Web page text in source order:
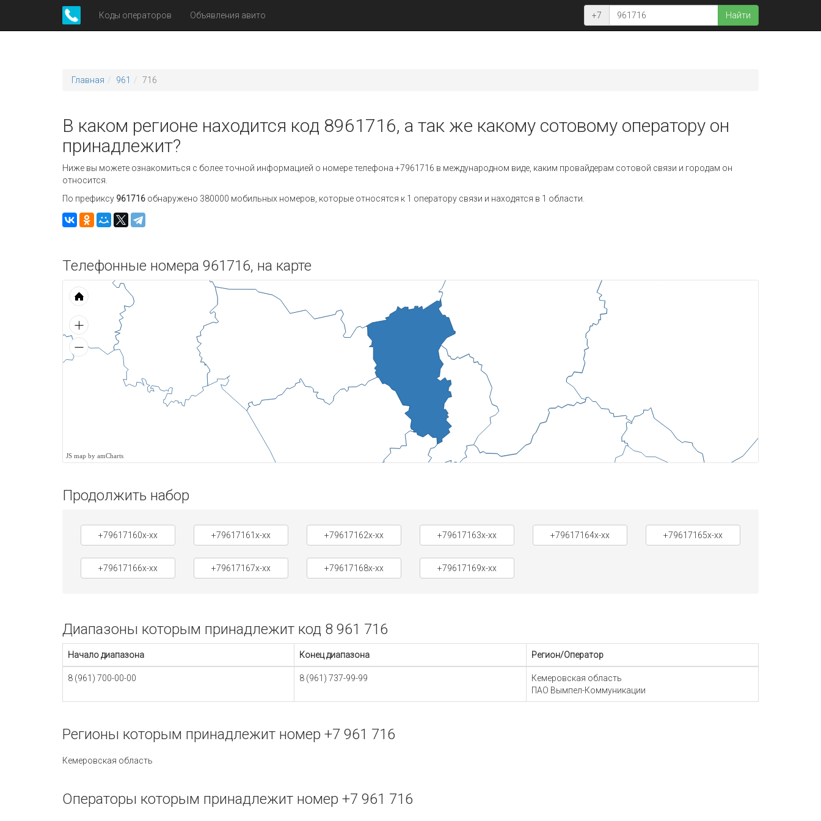
Коды операторов Объявления авито +7 Найти
Главная 961 716
В каком регионе находится код 8961716, а так же какому сотовому оператору он
принадлежит?
Ниже вы можете ознакомиться с более точной информацией о номере телефона +7961716 в международном виде, каким провайдерам сотовой связи и городам он
относится.
По префиксу 961716 обнаружено 380000 мобильных номеров, которые относятся к 1 оператору связи и находятся в 1 области.
Телефонные номера 961716, на карте
JS map by amCharts
Продолжить набор
+79617160x-xx +79617161x-xx +79617162x-xx +79617163x-xx +79617164x-xx +79617165x-xx
+79617166x-xx +79617167x-xx +79617168x-xx +79617169x-xx
Диапазоны которым принадлежит код 8 961 716
Начало диапазона Конец диапазона Регион/Оператор
8 (961) 700-00-00 8 (961) 737-99-99
Кемеровская область
ПАО Вымпел-Коммуникации
Регионы которым принадлежит номер +7 961 716
Кемеровская область
Операторы которым принадлежит номер +7 961 716